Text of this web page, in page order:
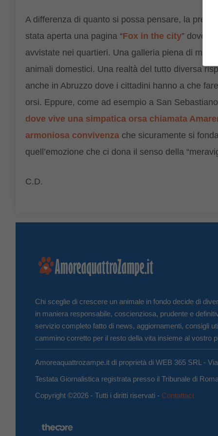
A differenza di quanto si possa pensare, la
stata aperta una pagina “Fox in the city” dove i
avvistate nei quartieri. Una galleria piena di
animali domestici. Una realtà del tutto diversa
anche in Abruzzo dove i cittadini hanno a che
orsi. Eppure, come ad esempio a San
dove vive una simpatica orsa chiamata
armoniosa convivenza che sicuramente si
quell’emozione che ci dona il senso della
C.D.
Chi sceglie di crescere un animale in fondo decide di
in maniera responsabile, coscienziosa, prudente e
servizio completo fatto di news, aggiornamenti, consigli
cammino corretto per il resto della vita insieme al vostro
Amoreaquattrozampe.it di proprietà di WEB 365 SRL -
Testata Giornalistica registrata presso il Tribunale di
Copyright ©2026 - Tutti i diritti riservati - Contattaci